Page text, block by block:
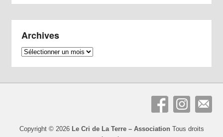
Archives
Archives
Copyright © 2026 Le Cri de La Terre – Association Tous droits